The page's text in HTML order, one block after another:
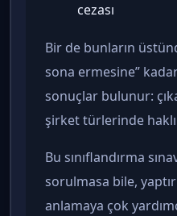
cezası
Bir de bunların
sona ermesine”
sonuçlar bulunur:
şirket türlerinde
Bu sınıflandırma
sorulmasa bile,
anlamaya çok